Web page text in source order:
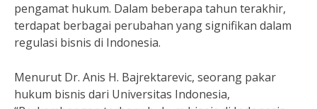
pengamat hukum. Dalam beberapa tahun terakhir,
terdapat berbagai perubahan yang signifikan dalam
regulasi bisnis di Indonesia.
Menurut Dr. Anis H. Bajrektarevic, seorang pakar
hukum bisnis dari Universitas Indonesia,